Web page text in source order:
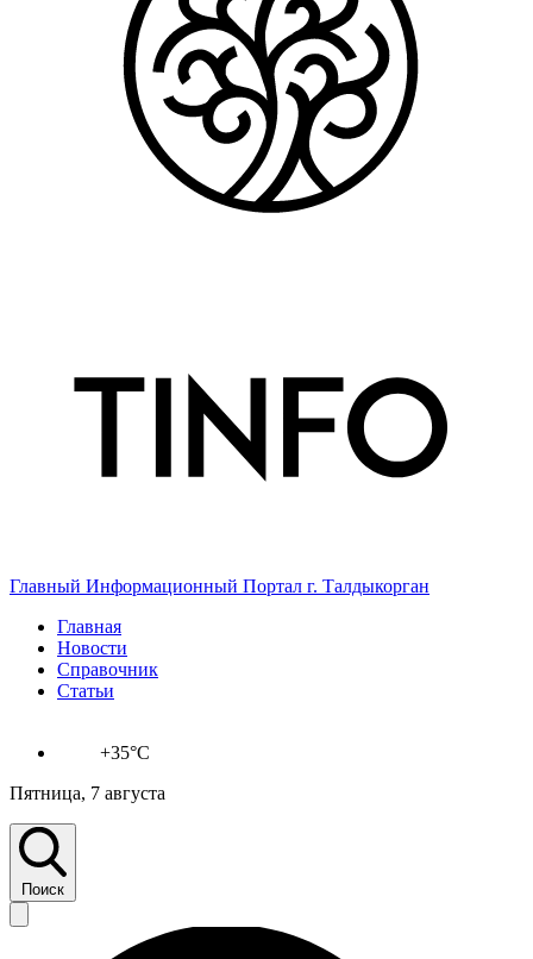
Главный Информационный Портал г. Талдыкорган
Главная
Новости
Справочник
Статьи
+35°C
Пятница, 7 августа
Поиск